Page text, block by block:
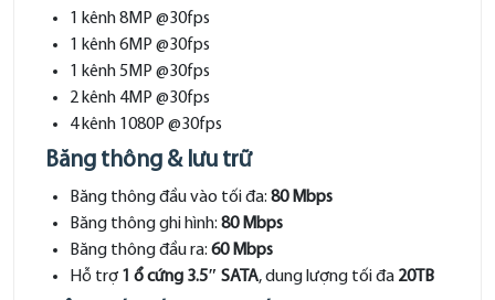
1 kênh 8MP @30fps
1 kênh 6MP @30fps
1 kênh 5MP @30fps
2 kênh 4MP @30fps
4 kênh 1080P @30fps
Băng thông & lưu trữ
Băng thông đầu vào tối đa: 80 Mbps
Băng thông ghi hình: 80 Mbps
Băng thông đầu ra: 60 Mbps
Hỗ trợ 1 ổ cứng 3.5″ SATA, dung lượng tối đa 20TB